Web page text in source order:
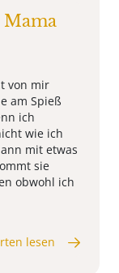
von mir
am Spieß
ich
wie ich
mit etwas
sie
obwohl ich
lesen